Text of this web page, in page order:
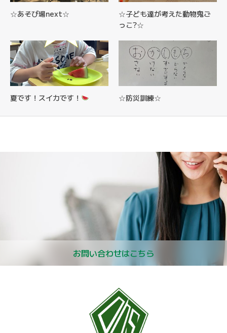
☆あそび場next☆
☆子ども達が考えた動物鬼ご
っこ?☆
夏です！スイカです！ ☆防災訓練☆
お問い合わせはこちら